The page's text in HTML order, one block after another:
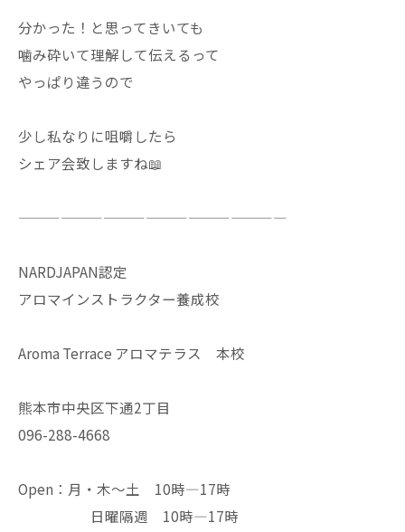
分かった！と思ってきいても
噛み砕いて理解して伝えるって
やっぱり違うので
少し私なりに咀嚼したら
シェア会致しますね📖
———————————————————
NARDJAPAN認定
アロマインストラクター養成校
Aroma Terrace アロマテラス 本校
熊本市中央区下通2丁目
096-288-4668
Open：月・木〜土 10時—17時
日曜隔週 10時—17時